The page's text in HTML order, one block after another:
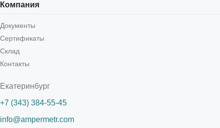
Компания
Документы
Сертификаты
Склад
Контакты
Екатеринбург
+7 (343) 384-55-45
info@ampermetr.com